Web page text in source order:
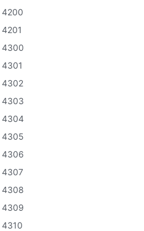
4200
4201
4300
4301
4302
4303
4304
4305
4306
4307
4308
4309
4310